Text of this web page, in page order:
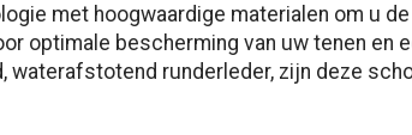
met hoogwaardige materialen om u
optimale bescherming van uw tenen en
runderleder, zijn deze